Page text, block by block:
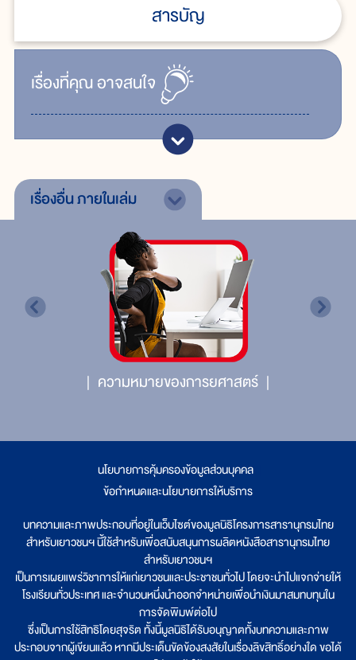
สารบัญ
เรื่ิองที่คุณอาจสนใจ
เรื่องอื่นภายในเล่ม
ความหมายของการยศาสตร์
นโยบายการคุ้มครองข้อมูลส่วนบุคคล
ข้อกำหนดและนโยบายการให้บริการ
บทความและภาพประกอบที่อยู่ในเว็บไซต์ของมูลนิธิโครงการสารานุกรมไทย
สำหรับเยาวชนฯ นี้ใช้สำหรับเพื่อสนับสนุนการผลิตหนังสือสารานุกรมไทย
สำหรับเยาวชนฯ
เป็นการเผยแพร่วิชาการให้แก่เยาวชนและประชาชนทั่วไป โดยจะนำไปแจกจ่ายให้
โรงเรียนทั่วประเทศ และจำนวนหนึ่งนำออกจำหน่ายเพื่อนำเงินมาสมทบทุนใน
การจัดพิมพ์ต่อไป
ซึ่งเป็นการใช้สิทธิโดยสุจริต ทั้งนี้มูลนิธิได้รับอนุญาตทั้งบทความและภาพ
ประกอบจากผู้เขียนแล้ว หากมีประเด็นขัดข้องสงสัยในเรื่องลิขสิทธิ์อย่างใด ขอได้